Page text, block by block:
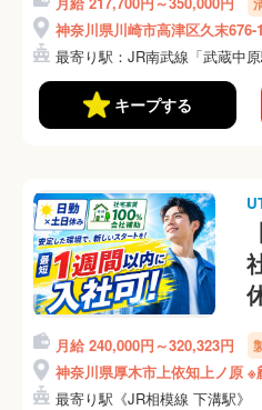
神奈川県川崎市高津区久末676-1
最寄り駅：JR南武線「武蔵中
き）...
キープする
月給 240,000円～320,323円
神奈川県厚木市上依知上ノ原 ※顧客企業の住所ですので、以降
の住所はオンライン面談時にご
最寄り駅《JR相模線 下溝駅》